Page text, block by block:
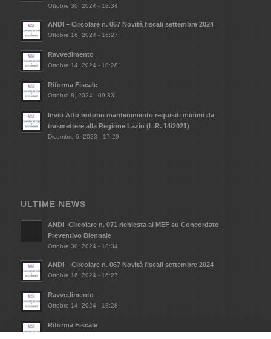
Ottobre 30, 2024 - 18:34
ANDI – Circolare n. 067 Novità fiscali settembre 2024
Ottobre 16, 2024 - 16:27
Ravvedimento
Ottobre 14, 2024 - 18:28
Riforma Fiscale
Ottobre 8, 2024 - 09:33
Invio Atto notorio mantenimento requisiti minimi da
trasmettere alla Regione Lazio (L.R. 14/2021)
Dicembre 6, 2023 - 17:29
ULTIME NEWS
ANDI -Circolare n. 071 richiesta al MEF su Concordato
Preventivo Biennale
Ottobre 30, 2024 - 18:34
ANDI – Circolare n. 067 Novità fiscali settembre 2024
Ottobre 16, 2024 - 16:27
Ravvedimento
Ottobre 14, 2024 - 18:28
Riforma Fiscale